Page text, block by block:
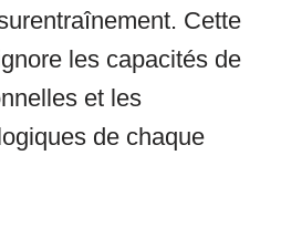
Cette
les capacités de
et les
de chaque